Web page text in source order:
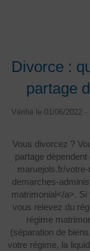
Divorce :
partage
Vérifié le 01/06/2022
Vous divorcez ?
partage
maruejols.fr/
demarches-
matrimonial</a>.
vous relevez du
régime
(séparation de
votre régime, la